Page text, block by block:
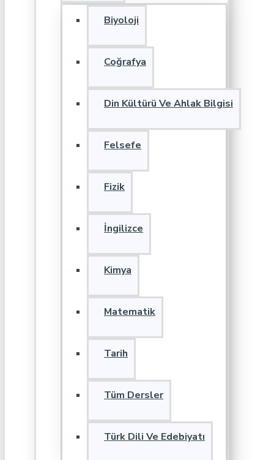
Biyoloji
Coğrafya
Din Kültürü Ve Ahlak Bilgisi
Felsefe
Fizik
İngilizce
Kimya
Matematik
Tarih
Tüm Dersler
Türk Dili Ve Edebiyatı